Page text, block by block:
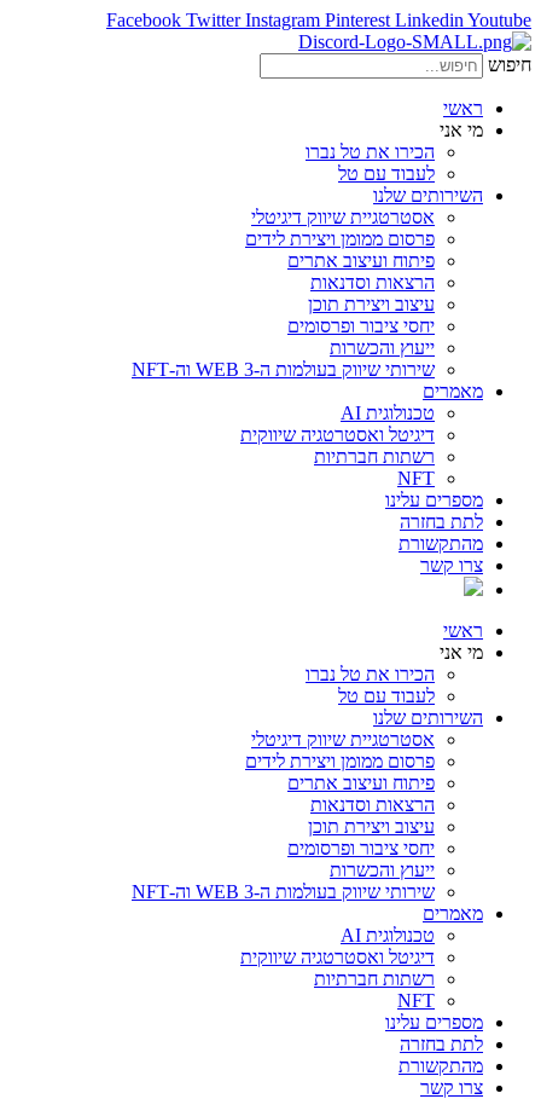
Facebook Twitter Instagram Pinterest Linkedin Youtube
חיפוש
ראשי
מי אני
הכירו את טל נברו
לעבוד עם טל
השירותים שלנו
אסטרטגיית שיווק דיגיטלי
פרסום ממומן ויצירת לידים
פיתוח ועיצוב אתרים
הרצאות וסדנאות
עיצוב ויצירת תוכן
יחסי ציבור ופרסומים
ייעוץ והכשרות
שירותי שיווק בעולמות ה-WEB 3 וה-NFT
מאמרים
טכנולוגית AI
דיגיטל ואסטרטגיה שיווקית
רשתות חברתיות
NFT
מספרים עלינו
לתת בחזרה
מהתקשורת
צרו קשר
ראשי
מי אני
הכירו את טל נברו
לעבוד עם טל
השירותים שלנו
אסטרטגיית שיווק דיגיטלי
פרסום ממומן ויצירת לידים
פיתוח ועיצוב אתרים
הרצאות וסדנאות
עיצוב ויצירת תוכן
יחסי ציבור ופרסומים
ייעוץ והכשרות
שירותי שיווק בעולמות ה-WEB 3 וה-NFT
מאמרים
טכנולוגית AI
דיגיטל ואסטרטגיה שיווקית
רשתות חברתיות
NFT
מספרים עלינו
לתת בחזרה
מהתקשורת
צרו קשר